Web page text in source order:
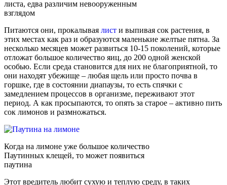
листа, едва различим невооруженным
взглядом
Питаются они, прокалывая лист и выпивая сок растения, в
этих местах как раз и образуются маленькие желтые пятна. За
несколько месяцев может развиться 10-15 поколений, которые
отложат большое количество яиц, до 200 одной женской
особью. Если среда становится для них не благоприятной, то
они находят убежище – любая щель или просто почва в
горшке, где в состоянии диапаузы, то есть спячки с
замедлением процессов в организме, переживают этот
период. А как просыпаются, то опять за старое – активно пить
сок лимонов и размножаться.
Когда на лимоне уже большое количество
Паутинных клещей, то может появиться
паутина
Этот вредитель любит сухую и теплую среду, в таких